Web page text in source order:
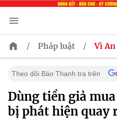
/ Pháp luật / Vì
Theo dõi Báo Thanh tra trên
Dùng tiền giả
bị phát hiện quay